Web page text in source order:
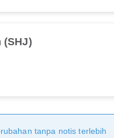
(SHJ)
tanpa notis terlebih